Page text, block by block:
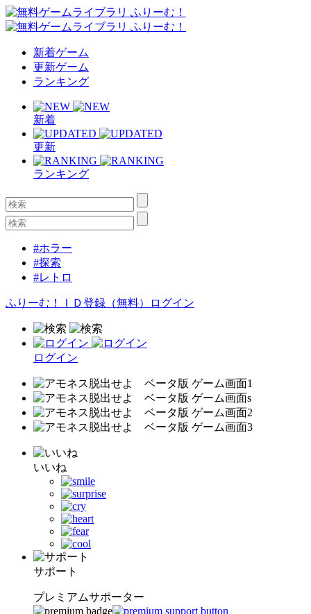
新着ゲーム
更新ゲーム
ランキング
新着
更新
ランキング
#ホラー
#探索
#レトロ
ふりーむ！ＩＤ登録（無料） ログイン
ログイン
いいね
サポート
プレミアムサポーター